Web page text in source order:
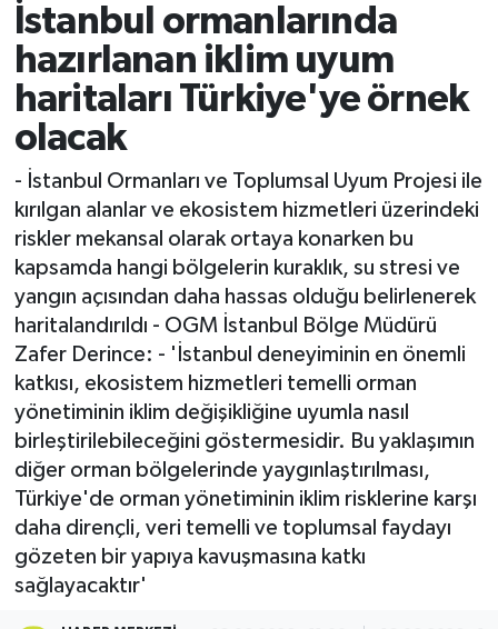
İstanbul ormanlarında
hazırlanan iklim uyum
haritaları Türkiye'ye örnek
olacak
- İstanbul Ormanları ve Toplumsal Uyum Projesi ile
kırılgan alanlar ve ekosistem hizmetleri üzerindeki
riskler mekansal olarak ortaya konarken bu
kapsamda hangi bölgelerin kuraklık, su stresi ve
yangın açısından daha hassas olduğu belirlenerek
haritalandırıldı - OGM İstanbul Bölge Müdürü
Zafer Derince: - 'İstanbul deneyiminin en önemli
katkısı, ekosistem hizmetleri temelli orman
yönetiminin iklim değişikliğine uyumla nasıl
birleştirilebileceğini göstermesidir. Bu yaklaşımın
diğer orman bölgelerinde yaygınlaştırılması,
Türkiye'de orman yönetiminin iklim risklerine karşı
daha dirençli, veri temelli ve toplumsal faydayı
gözeten bir yapıya kavuşmasına katkı
sağlayacaktır'